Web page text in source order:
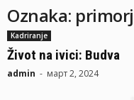
Oznaka:
Kadriranje
Život na ivici: Budva
admin - март 2, 2024